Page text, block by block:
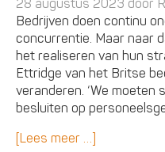
28 augustus 2023 door
Bedrijven doen continu
concurrentie. Maar naar
het realiseren van hun
Ettridge van het Britse
veranderen. ‘We moeten
besluiten op
[Lees meer …]